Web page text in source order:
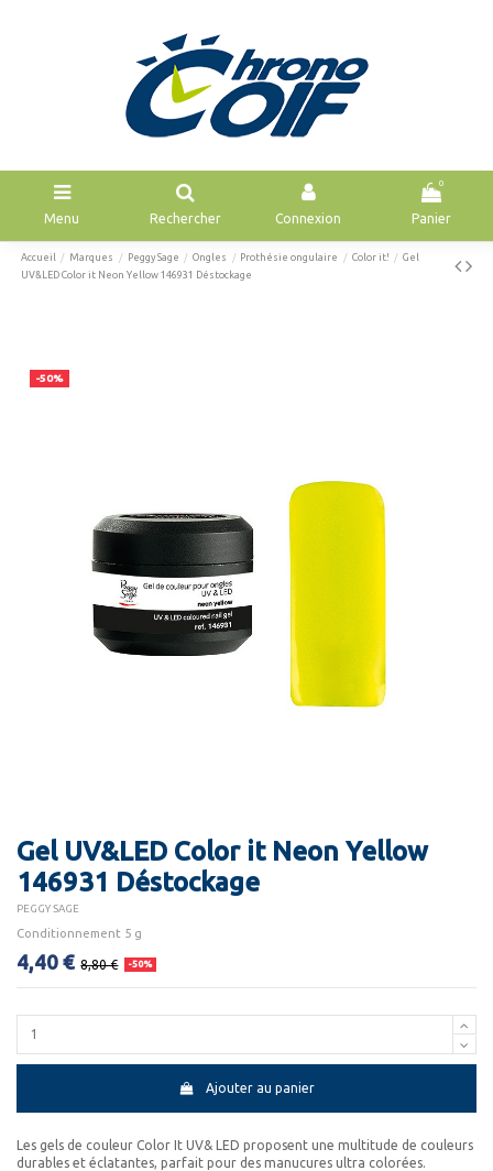
Menu Rechercher Connexion
0
Panier
Accueil Marques Peggy Sage Ongles Prothésie ongulaire Color it!
Gel
UV&LED Color it Neon Yellow 146931 Déstockage
-50%
Gel UV&LED Color it Neon Yellow
146931 Déstockage
PEGGY SAGE
Conditionnement 5 g
4,40 € 8,80 € -50%
Ajouter au panier
Les gels de couleur Color It UV& LED proposent une multitude de couleurs
durables et éclatantes, parfait pour des manucures ultra colorées.